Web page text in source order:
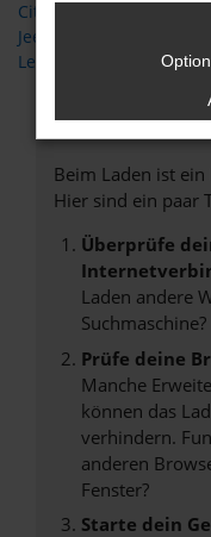
Citroen
Jeep
Leapmotor
Fehler:
Beim Laden ist
Hier sind ein paar
Überprüfe
Laden andere
Suchmaschine?
Prüfe deine
Manche
können das
verhindern.
anderen
Fenster?
Starte dein